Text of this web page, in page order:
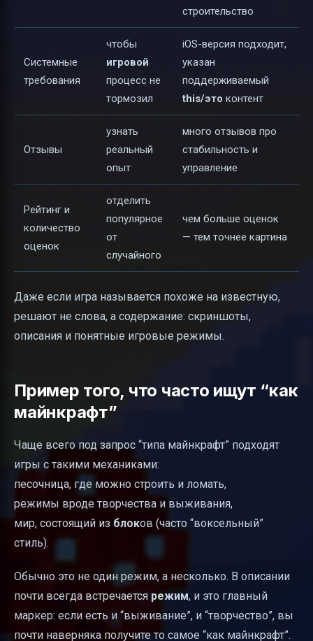
строительство
Системные
требования
чтобы
игровой
процесс не
тормозил
iOS-версия подходит,
указан
поддерживаемый
this/это контент
Отзывы
узнать
реальный
опыт
много отзывов про
стабильность и
управление
Рейтинг и
количество
оценок
отделить
популярное
от
случайного
чем больше оценок
— тем точнее картина
Даже если игра называется похоже на известную,
решают не слова, а содержание: скриншоты,
описания и понятные игровые режимы.
Пример того, что часто ищут “как
майнкрафт”
Чаще всего под запрос “типа майнкрафт” подходят
игры с такими механиками:
песочница, где можно строить и ломать,
режимы вроде творчества и выживания,
мир, состоящий из блоков (часто “воксельный”
стиль).
Обычно это не один режим, а несколько. В описании
почти всегда встречается режим, и это главный
маркер: если есть и “выживание”, и “творчество”, вы
почти наверняка получите то самое “как майнкрафт”.